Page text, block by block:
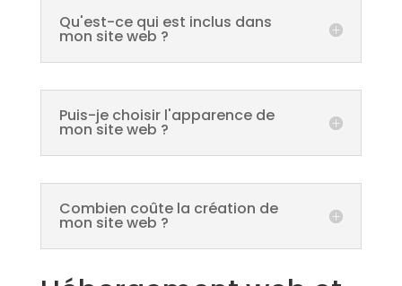
Qu'est-ce qui est inclus dans
mon site web ?
Puis-je choisir l'apparence de
mon site web ?
Combien coûte la création de
mon site web ?